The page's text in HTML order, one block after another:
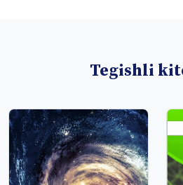
Tegishli